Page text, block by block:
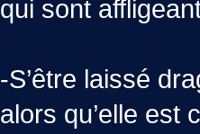
qui sont
-S’être laissé
alors qu’elle est